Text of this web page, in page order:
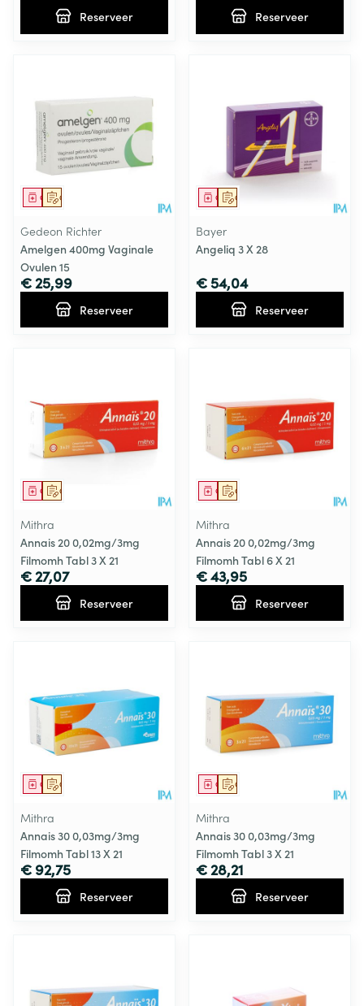
Reserveer Reserveer
Op voorschrift
Geneesmiddel
Gedeon Richter
Amelgen 400mg Vaginale
Ovulen 15
€ 25,99
Reserveer
Op voorschrift
Geneesmiddel
Bayer
Angeliq 3 X 28
€ 54,04
Reserveer
Op voorschrift
Geneesmiddel
Mithra
Annais 20 0,02mg/3mg
Filmomh Tabl 3 X 21
€ 27,07
Reserveer
Op voorschrift
Geneesmiddel
Mithra
Annais 20 0,02mg/3mg
Filmomh Tabl 6 X 21
€ 43,95
Reserveer
Op voorschrift
Geneesmiddel
Mithra
Annais 30 0,03mg/3mg
Filmomh Tabl 13 X 21
€ 92,75
Reserveer
Op voorschrift
Geneesmiddel
Mithra
Annais 30 0,03mg/3mg
Filmomh Tabl 3 X 21
€ 28,21
Reserveer